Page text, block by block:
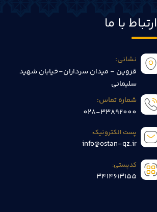
ارتباط با ما
نشانی:
قزوین - میدان سرداران-خیابان شهید
سلیمانی
شماره تماس:
028-33892000
پست الکترونیک:
info@ostan-qz.ir
کدپستی:
3414613155